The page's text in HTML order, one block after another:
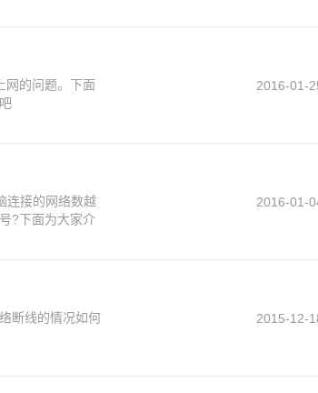
网的问题。下面
2016-01-
连接的网络数越
?下面为大家介
2016-01-
断线的情况如何
2015-12-